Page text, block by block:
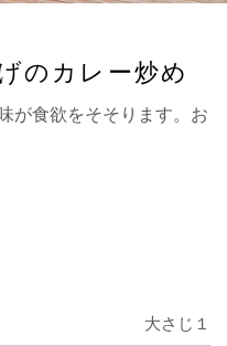
のカレー炒め
が食欲をそそります。お
大さじ１